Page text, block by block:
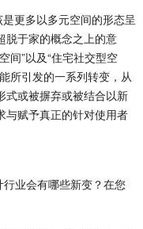
更多以多元空间的形态呈
脱于家的概念之上的意
间”以及“住宅社交型空
所引发的一系列转变，从
式或被摒弃或被结合以新
与赋予真正的针对使用者
业会有哪些新变？在您